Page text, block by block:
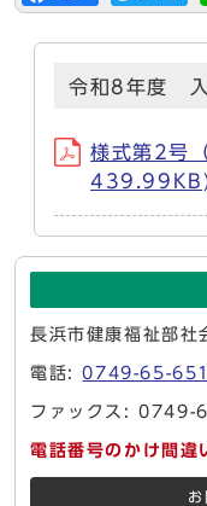
令和8年度 入
様式第2号
長浜市健康福祉部社
電話:0749-65-
ファックス: 0749-
電話番号のかけ間違
お